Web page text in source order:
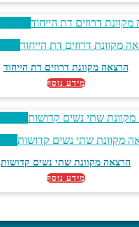
הרצאה מקוונת דרוזים דת הייחוד
מידע נוסף
הרצאה מקוונת שתי נשים קדושות
מידע נוסף